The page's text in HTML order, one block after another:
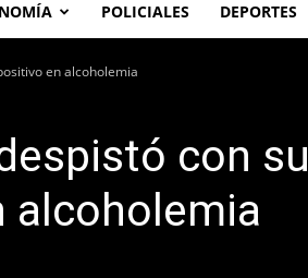
POLICIALES DEPORTES
en alcoholemia
con su
alcoholemia